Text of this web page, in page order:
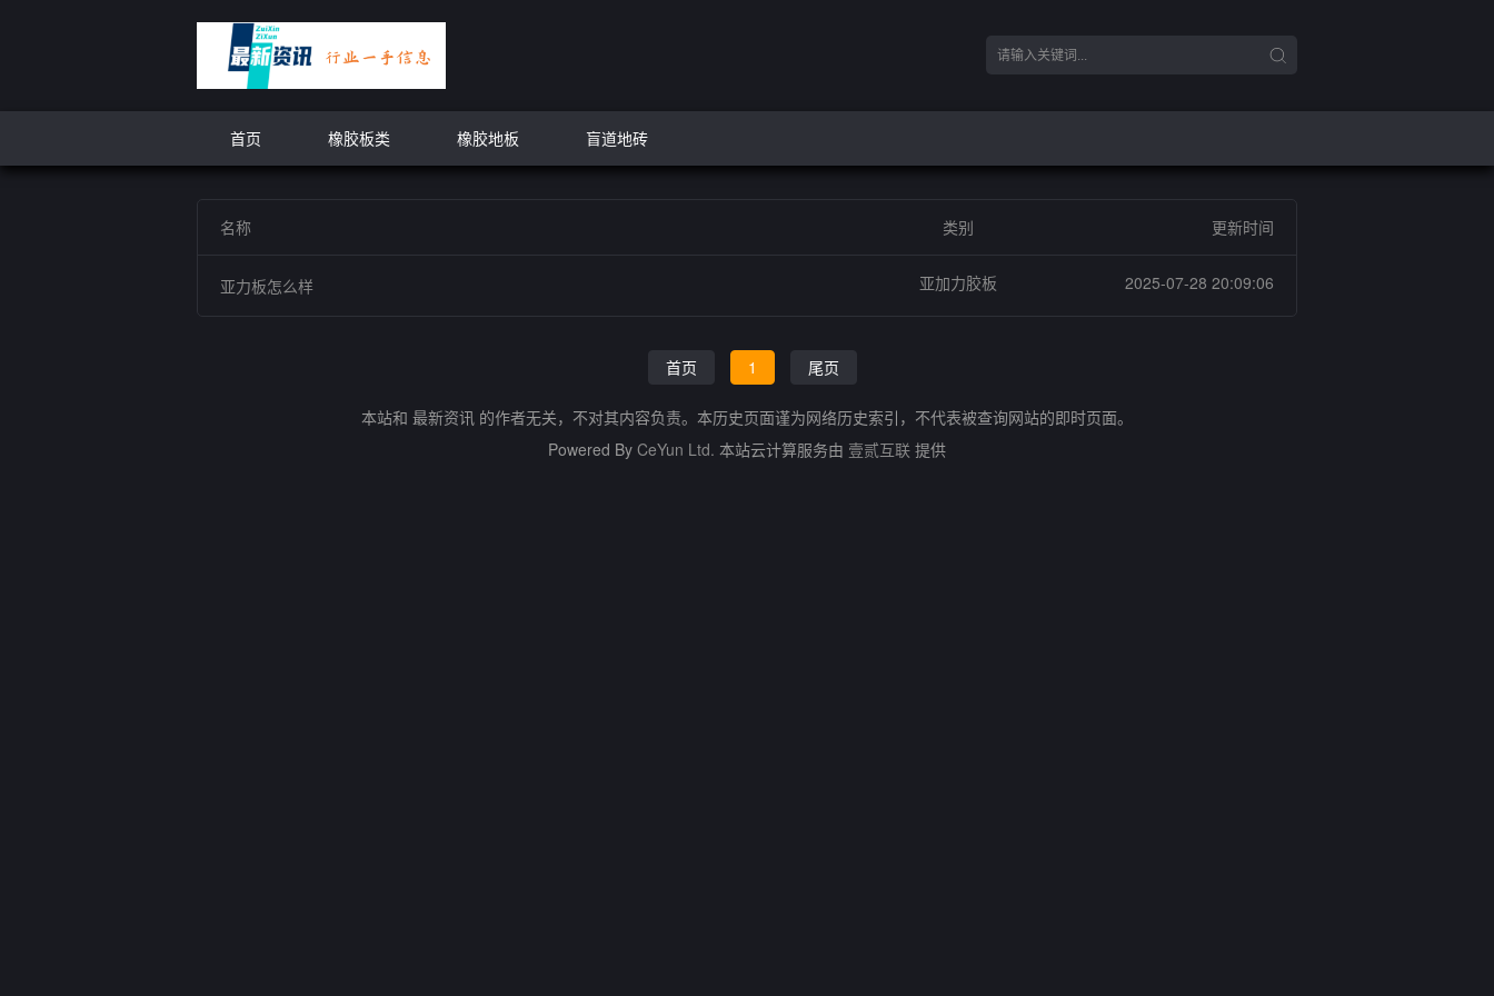
首页 橡胶板类 橡胶地板 盲道地砖
名称 类别 更新时间
亚力板怎么样 亚加力胶板 2025-07-28 20:09:06
首页 1 尾页
本站和 最新资讯 的作者无关，不对其内容负责。本历史页面谨为网络历史索引，不代表被查询网站的即时页面。
Powered By CeYun Ltd. 本站云计算服务由 壹贰互联 提供